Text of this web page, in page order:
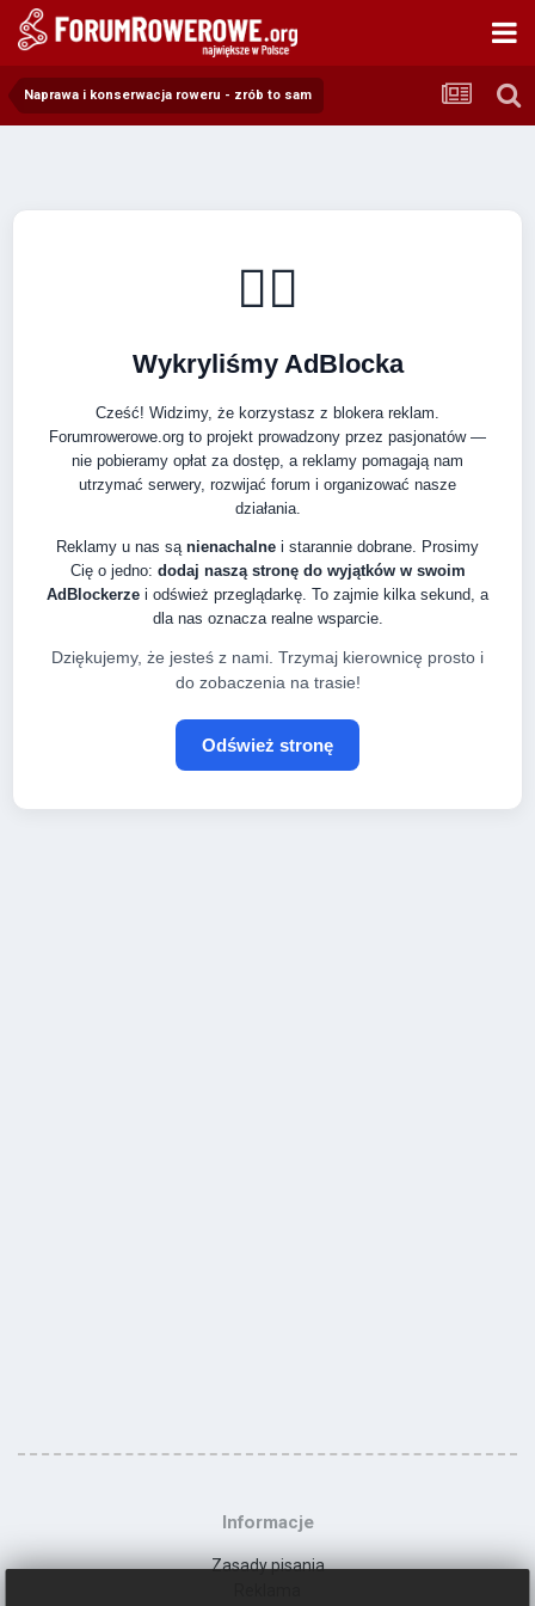
Naprawa i konserwacja roweru - zrób to sam
🚴‍♂️
Wykryliśmy AdBlocka
Cześć! Widzimy, że korzystasz z blokera reklam.
Forumrowerowe.org to projekt prowadzony przez pasjonatów —
nie pobieramy opłat za dostęp, a reklamy pomagają nam
utrzymać serwery, rozwijać forum i organizować nasze
działania.
Reklamy u nas są nienachalne i starannie dobrane. Prosimy
Cię o jedno: dodaj naszą stronę do wyjątków w swoim
AdBlockerze i odśwież przeglądarkę. To zajmie kilka sekund, a
dla nas oznacza realne wsparcie.
Dziękujemy, że jesteś z nami. Trzymaj kierownicę prosto i
do zobaczenia na trasie!
Odśwież stronę
Informacje
Zasady pisania